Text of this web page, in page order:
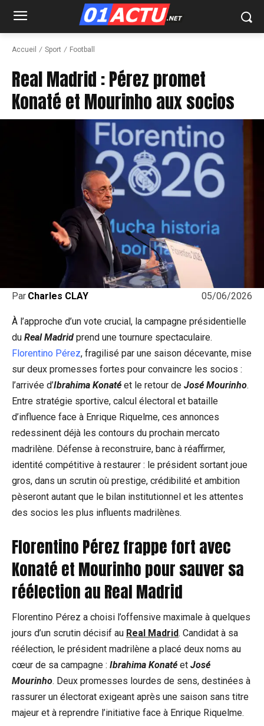
Accueil Sport Football
Real Madrid : Pérez promet
Konaté et Mourinho aux socios
05/06/2026
Par Charles CLAY
À l’approche d’un vote crucial, la campagne présidentielle
du Real Madrid prend une tournure spectaculaire.
Florentino Pérez, fragilisé par une saison décevante, mise
sur deux promesses fortes pour convaincre les socios :
l’arrivée d’Ibrahima Konaté et le retour de José Mourinho.
Entre stratégie sportive, calcul électoral et bataille
d’influence face à Enrique Riquelme, ces annonces
redessinent déjà les contours du prochain mercato
madrilène. Défense à reconstruire, banc à réaffirmer,
identité compétitive à restaurer : le président sortant joue
gros, dans un scrutin où prestige, crédibilité et ambition
pèseront autant que le bilan institutionnel et les attentes
des socios les plus influents madrilènes.
Florentino Pérez frappe fort avec
Konaté et Mourinho pour sauver sa
réélection au Real Madrid
Florentino Pérez a choisi l’offensive maximale à quelques
jours d’un scrutin décisif au Real Madrid. Candidat à sa
réélection, le président madrilène a placé deux noms au
cœur de sa campagne : Ibrahima Konaté et José
Mourinho. Deux promesses lourdes de sens, destinées à
rassurer un électorat exigeant après une saison sans titre
majeur et à reprendre l’initiative face à Enrique Riquelme.